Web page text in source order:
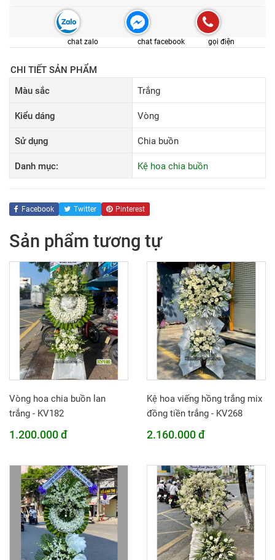
chat zalo chat facebook gọi điện
CHI TIẾT SẢN PHẨM
Màu sắc
Trắng
Kiểu dáng Vòng
Sử dụng Chia buồn
Danh mục: Kệ hoa chia buồn
Facebook Twitter Pinterest
Sản phẩm tương tự
Vòng hoa chia buồn lan
trắng - KV182
1.200.000 đ
Kệ hoa viếng hồng trắng mix
đồng tiền trắng - KV268
2.160.000 đ